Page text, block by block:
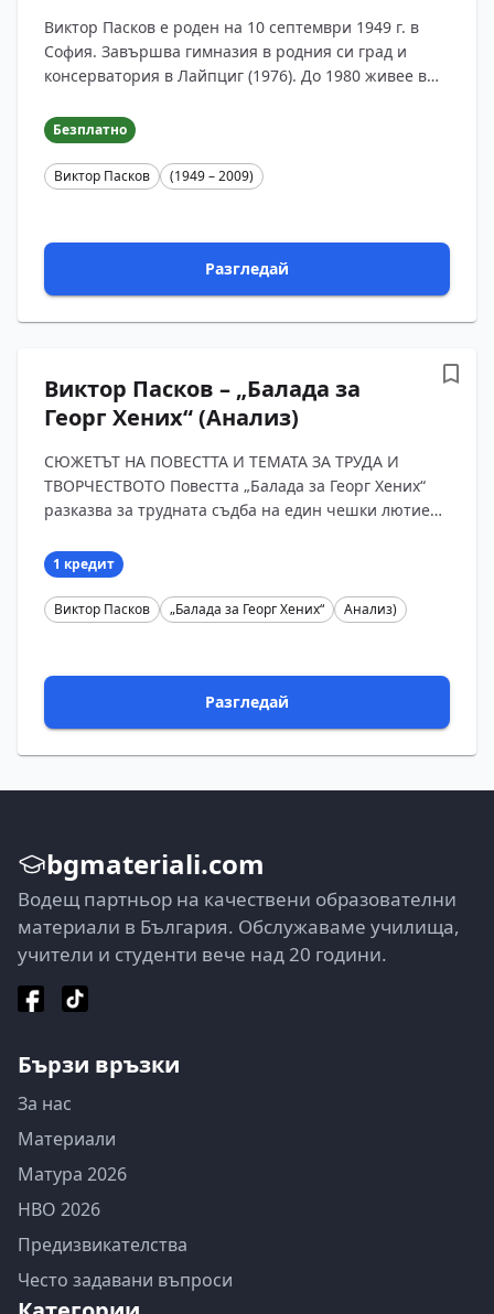
Виктор Пасков е роден на 10 септември 1949 г. в
София. Завършва гимназия в родния си град и
консерватория в Лайпциг (1976). До 1980 живее в
музикален кри...
Безплатно
Виктор Пасков (1949 – 2009)
Разгледай
Виктор Пасков – „Балада за
Георг Хених“ (Анализ)
СЮЖЕТЪТ НА ПОВЕСТТА И ТЕМАТА ЗА ТРУДА И
ТВОРЧЕСТВОТО Повестта „Балада за Георг Хених“
разказва за трудната съдба на един чешки лютиер
власт ...
1 кредит
Виктор Пасков „Балада за Георг Хених“ Анализ)
Разгледай
bgmateriali.com
Водещ партньор на качествени образователни
материали в България. Обслужаваме училища,
учители и студенти вече над 20 години.
Бързи връзки
За нас
Материали
Матура 2026
НВО 2026
Предизвикателства
Често задавани въпроси